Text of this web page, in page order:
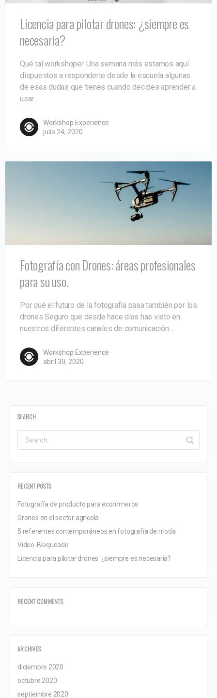
Licencia para pilotar drones: ¿siempre es
necesaria?
Qué tal workshoper. Una semana más estamos aquí
dispuestos a responderte desde la escuela algunas
de esas dudas que tienes cuando decides aprender a
usar…
Workshop Experience
julio 24, 2020
Fotografía con Drones: áreas profesionales
para su uso.
Por qué el futuro de la fotografía pasa también por los
drones Seguro que desde hace días has visto en
nuestros diferentes canales de comunicación…
Workshop Experience
abril 30, 2020
SEARCH
RECENT POSTS
Fotografía de producto para ecommerce
Drones en el sector agrícola
5 referentes contemporáneos en fotografía de moda
Video-Bloqueado
Licencia para pilotar drones: ¿siempre es necesaria?
RECENT COMMENTS
ARCHIVES
diciembre 2020
octubre 2020
septiembre 2020